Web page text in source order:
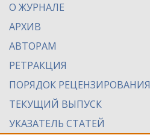
О ЖУРНАЛЕ
АРХИВ
АВТОРАМ
РЕТРАКЦИЯ
ПОРЯДОК РЕЦЕНЗИРОВАНИЯ
ТЕКУЩИЙ ВЫПУСК
УКАЗАТЕЛЬ СТАТЕЙ